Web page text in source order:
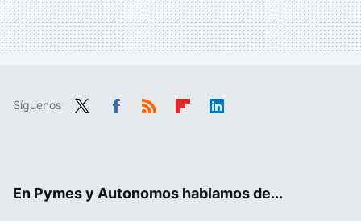
Síguenos
En Pymes y Autonomos hablamos de...